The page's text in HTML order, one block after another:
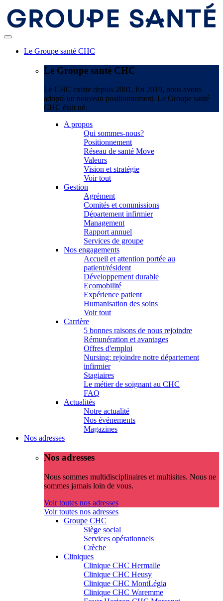
Le Groupe santé CHC
Le Groupe santé CHC
Le CHC existe depuis 2001. En 2019, nous avons
adopté un nouveau positionnement. Le Groupe santé
CHC était né.
A propos
Qui sommes-nous?
Positionnement
Réseau de santé Move
Valeurs
Vision et stratégie
Voir tout
Gestion
Agrément
Comités et commissions
Département infirmier
Management
Rapport annuel
Services de groupe
Nos engagements
Accueil et attention portée au
patient/résident
Développement durable
Ecomobilité
Expérience patient
Humanisation des soins
Voir tout
Carrière
5 bonnes raisons de nous rejoindre
Rémunération et avantages
Offres d'emploi
Nursing: rejoindre notre département
infirmier
Stagiaires
Le métier de soignant au CHC
FAQ
Actualités
Notre actualité
Nos événements
Magazines
Nos adresses
Nos adresses
Nous sommes multidisciplinaires et multisites. Nous ne
sommes jamais loin de vous.
Voir toutes nos adresses
Voir toutes nos adresses
Groupe CHC
Siège social
Services opérationnels
Crèche
Cliniques
Clinique CHC Hermalle
Clinique CHC Heusy
Clinique CHC MontLégia
Clinique CHC Waremme